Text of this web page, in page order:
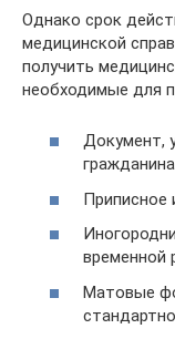
Однако срок
медицинской
получить
необходимые для
Документ,
Приписное
временной
Матовые